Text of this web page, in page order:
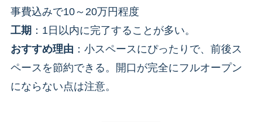
事費込みで10～20万円程度
工期 ：1日以内に完了することが多い。
おすすめ理由 ：小スペースにぴったりで、前後ス
ペースを節約できる。開口が完全にフルオープン
にならない点は注意。